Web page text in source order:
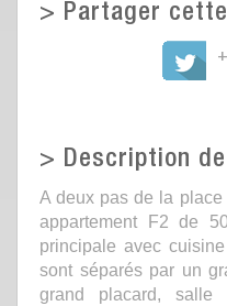
> Partager
> Description
A deux pas de la
appartement F2 de
principale avec
sont séparés par un
grand placard, salle